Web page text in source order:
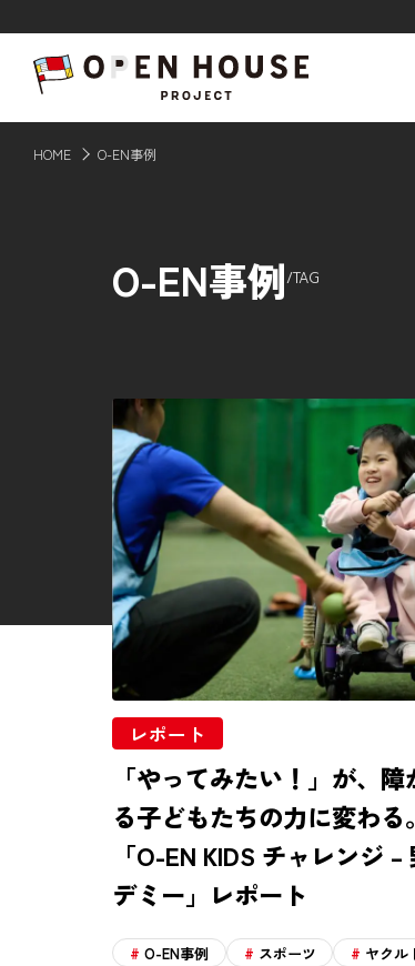
HOME
運営会社
プライバシーポリシー
お問い合わせ
HOME O-EN事例
O-EN事例/TAG
レポート
「やってみたい！」が、
る子どもたちの力に変わる
「O-EN KIDS チャレンジ
デミー」レポート
O-EN事例 スポーツ ヤクル